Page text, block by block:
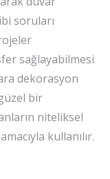
soruları
sağlayabilmesi
dekorasyon
bir
niteliksel
kullanılır.